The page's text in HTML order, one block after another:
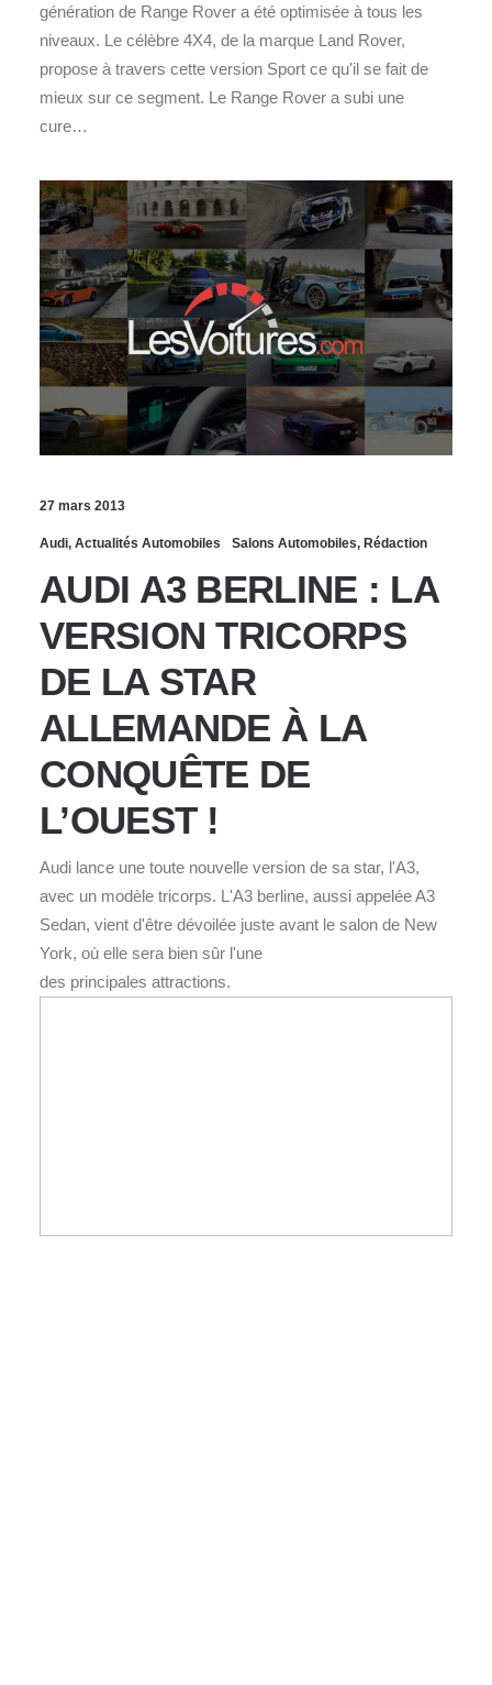
génération de Range Rover a été optimisée à tous les
niveaux. Le célèbre 4X4, de la marque Land Rover,
propose à travers cette version Sport ce qu'il se fait de
mieux sur ce segment. Le Range Rover a subi une
cure…
27 mars 2013
Audi, Actualités Automobiles Salons Automobiles, Rédaction
AUDI A3 BERLINE : LA
VERSION TRICORPS
DE LA STAR
ALLEMANDE À LA
CONQUÊTE DE
L’OUEST !
Audi lance une toute nouvelle version de sa star, l'A3,
avec un modèle tricorps. L'A3 berline, aussi appelée A3
Sedan, vient d'être dévoilée juste avant le salon de New
York, où elle sera bien sûr l'une
des principales attractions.